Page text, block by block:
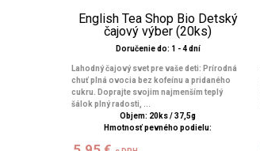
English Tea Shop Bio Detský
čajový výber (20ks)
Doručenie do: 1 - 4 dní
Lahodný čajový svet pre vaše deti: Prírodná
chuť plná ovocia bez kofeínu a pridaného
cukru. Doprajte svojim najmenším teplý
šálok plný radosti, ...
Objem: 20ks / 37,5g
Hmotnosť pevného podielu: